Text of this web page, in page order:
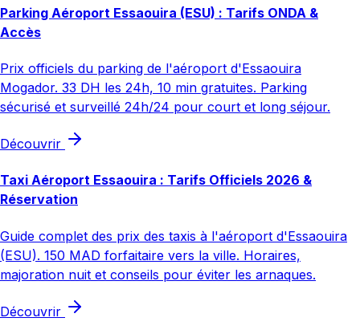
Parking Aéroport Essaouira (ESU) : Tarifs ONDA &
Accès
Prix officiels du parking de l'aéroport d'Essaouira
Mogador. 33 DH les 24h, 10 min gratuites. Parking
sécurisé et surveillé 24h/24 pour court et long séjour.
Découvrir
Taxi Aéroport Essaouira : Tarifs Officiels 2026 &
Réservation
Guide complet des prix des taxis à l'aéroport d'Essaouira
(ESU). 150 MAD forfaitaire vers la ville. Horaires,
majoration nuit et conseils pour éviter les arnaques.
Découvrir